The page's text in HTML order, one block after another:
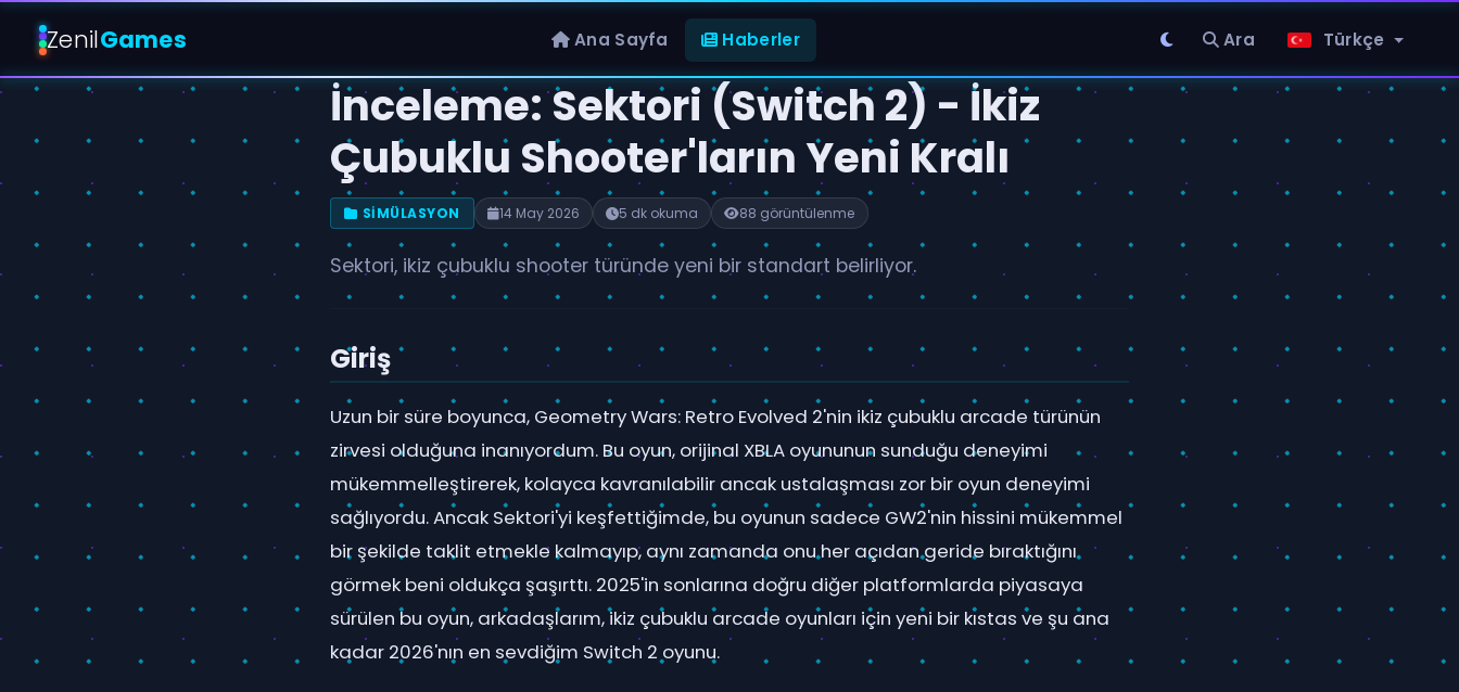
ZenilGames Ana Sayfa Haberler Ara Türkçe
İnceleme: Sektori (Switch 2) - İkiz
Çubuklu Shooter'ların Yeni Kralı
SIMÜLASYON 14 May 2026 5 dk okuma 88 görüntülenme
Sektori, ikiz çubuklu shooter türünde yeni bir standart belirliyor.
Giriş
Uzun bir süre boyunca, Geometry Wars: Retro Evolved 2'nin ikiz çubuklu arcade türünün
zirvesi olduğuna inanıyordum. Bu oyun, orijinal XBLA oyununun sunduğu deneyimi
mükemmelleştirerek, kolayca kavranılabilir ancak ustalaşması zor bir oyun deneyimi
sağlıyordu. Ancak Sektori'yi keşfettiğimde, bu oyunun sadece GW2'nin hissini mükemmel
bir şekilde taklit etmekle kalmayıp, aynı zamanda onu her açıdan geride bıraktığını
görmek beni oldukça şaşırttı. 2025'in sonlarına doğru diğer platformlarda piyasaya
sürülen bu oyun, arkadaşlarım, ikiz çubuklu arcade oyunları için yeni bir kıstas ve şu ana
kadar 2026'nın en sevdiğim Switch 2 oyunu.